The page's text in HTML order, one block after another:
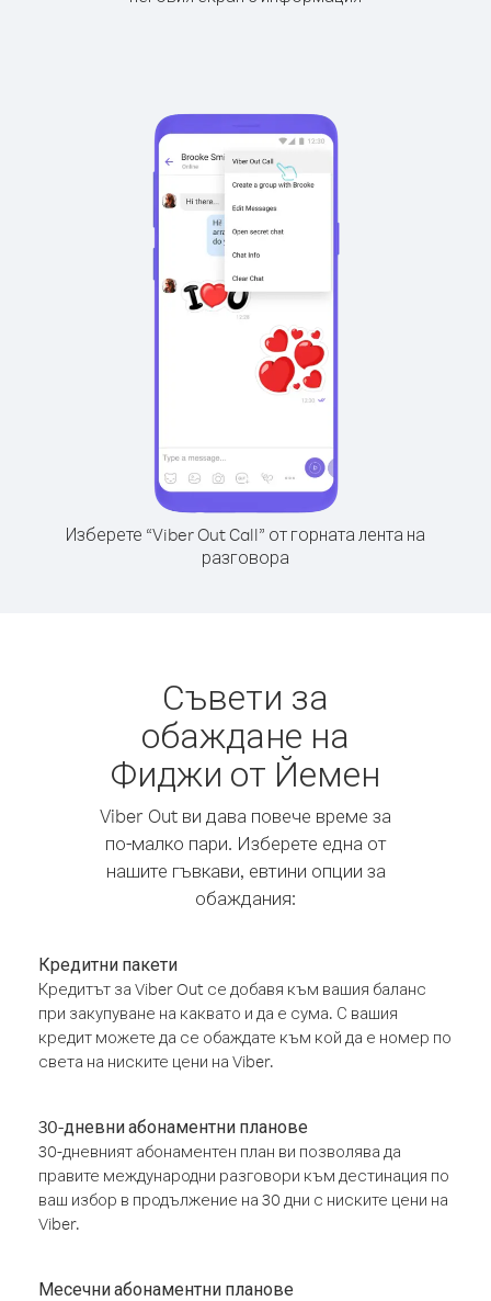
Изберете “Viber Out Call” от горната лента на
разговора
Съвети за
обаждане на
Фиджи от Йемен
Viber Out ви дава повече време за
по-малко пари. Изберете една от
нашите гъвкави, евтини опции за
обаждания:
Кредитни пакети
Кредитът за Viber Out се добавя към вашия баланс
при закупуване на каквато и да е сума. С вашия
кредит можете да се обаждате към кой да е номер по
света на ниските цени на Viber.
30-дневни абонаментни планове
30-дневният абонаментен план ви позволява да
правите международни разговори към дестинация по
ваш избор в продължение на 30 дни с ниските цени на
Viber.
Месечни абонаментни планове